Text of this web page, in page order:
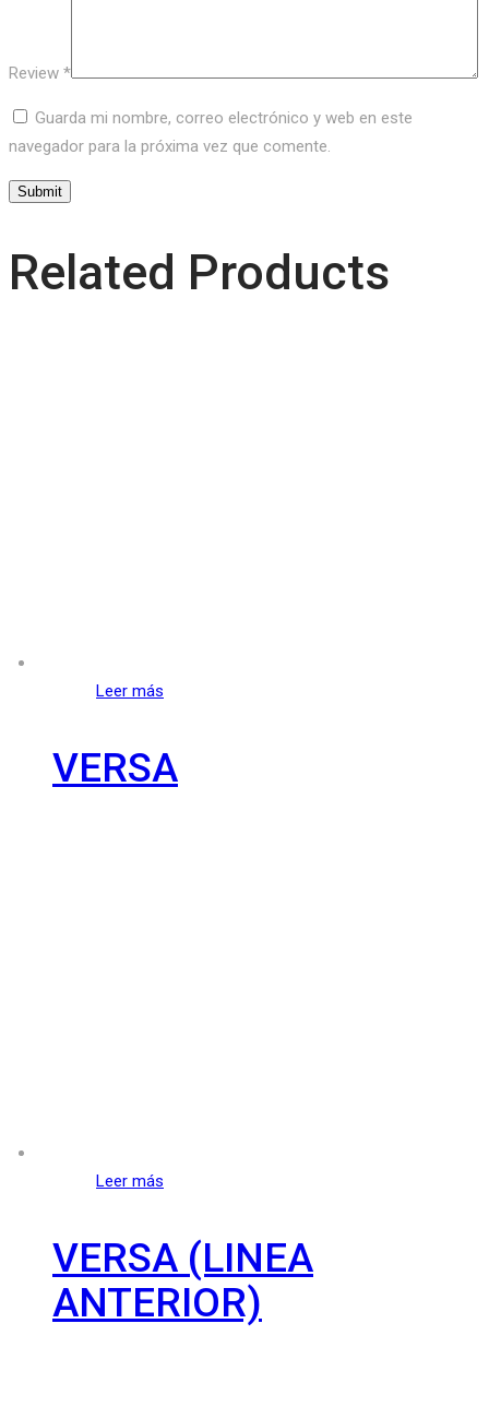
Review *
Guarda mi nombre, correo electrónico y web en este
navegador para la próxima vez que comente.
Related Products
Leer más
VERSA
Leer más
VERSA (LINEA
ANTERIOR)